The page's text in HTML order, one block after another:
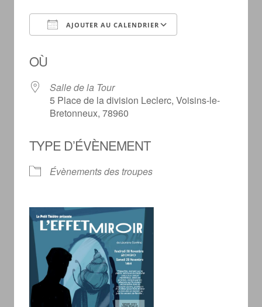
AJOUTER AU CALENDRIER
OÙ
Salle de la Tour
5 Place de la division Leclerc, Voisins-le-
Bretonneux, 78960
TYPE D’ÉVÈNEMENT
Évènements des troupes